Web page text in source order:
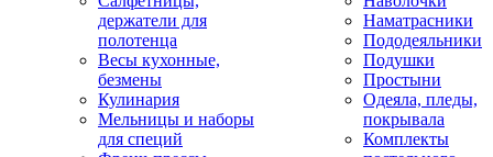
держатели для
полотенца
Весы кухонные,
безмены
Кулинария
Мельницы и наборы
для специй
Наматрасники
Пододеяльники
Подушки
Простыни
Одеяла, пледы,
покрывала
Комплекты